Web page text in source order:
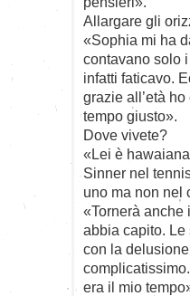
Allargare gli
«Sophia mi ha
contavano solo
infatti faticavo.
grazie all’età
tempo giusto».
Dove vivete?
«Lei è
Sinner nel
uno ma non nel
«Tornerà anche
abbia capito. Le
con la
era il mio